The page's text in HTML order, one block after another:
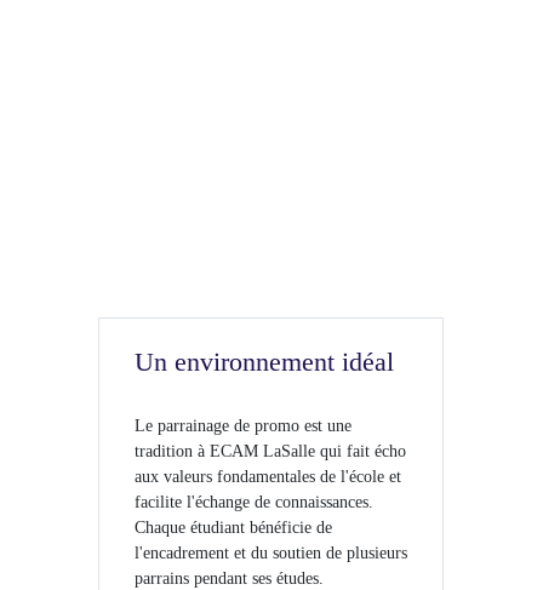
Un environnement idéal
Le parrainage de promo est une
tradition à ECAM LaSalle qui fait écho
aux valeurs fondamentales de l'école et
facilite l'échange de connaissances.
Chaque étudiant bénéficie de
l'encadrement et du soutien de plusieurs
parrains pendant ses études.